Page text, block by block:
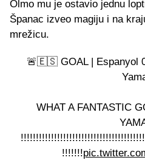
Olmo mu je ostavio jednu
Španac izveo magiju i na
mrežicu.
🚨🇪🇸 GOAL | Espanyol
WHAT A FANTASTIC
!!!!!!!